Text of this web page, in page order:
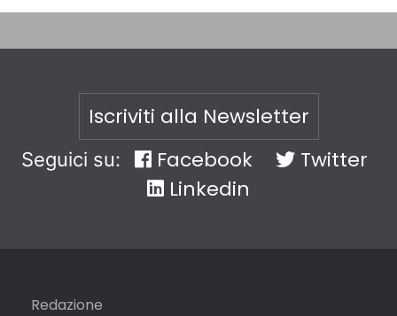
Iscriviti alla Newsletter
Seguici su: Facebook
Twitter
Linkedin
Redazione